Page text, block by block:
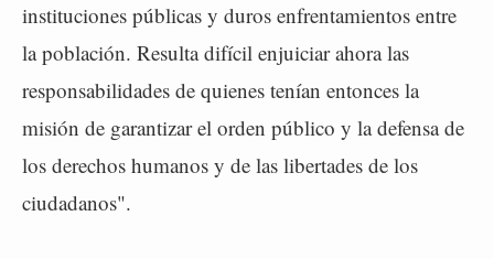
instituciones públicas y duros enfrentamientos entre
la población. Resulta difícil enjuiciar ahora las
responsabilidades de quienes tenían entonces la
misión de garantizar el orden público y la defensa de
los derechos humanos y de las libertades de los
ciudadanos".